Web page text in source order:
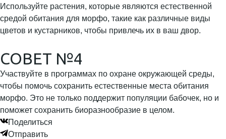
Используйте растения, которые являются естественной
средой обитания для морфо, такие как различные виды
цветов и кустарников, чтобы привлечь их в ваш двор.
СОВЕТ №4
Участвуйте в программах по охране окружающей среды,
чтобы помочь сохранить естественные места обитания
морфо. Это не только поддержит популяции бабочек, но и
поможет сохранить биоразнообразие в целом.
Поделиться
Отправить